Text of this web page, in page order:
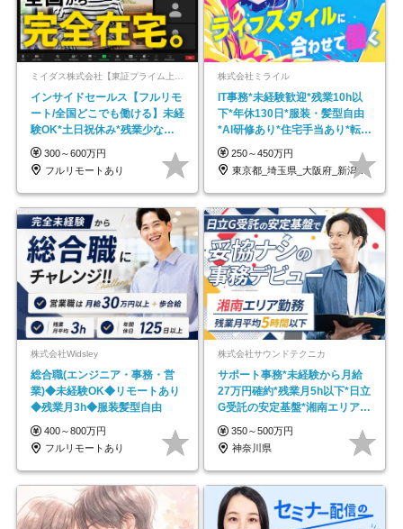
インサイドセールス【フルリモ
ート/全国どこでも働ける】未経
験OK*土日祝休み*残業少なめ*
在宅勤務手当あり
300～600万円
フルリモートあり
株式会社ミライル
IT事務*未経験歓迎*残業10h以
下*年休130日*服装・髪型自由
*AI研修あり*住宅手当あり*転勤
なし
250～450万円
東京都_埼玉県_大阪府_新潟県_福岡県
株式会社Widsley
総合職(エンジニア・事務・営
業)◆未経験OK◆リモートあり
◆残業月3h◆服装髪型自由
400～800万円
フルリモートあり
株式会社サウンドテクニカ
サポート事務*未経験から月給
27万円確約*残業月5h以下*日立
G受託の安定基盤*湘南エリア勤
務
350～500万円
神奈川県